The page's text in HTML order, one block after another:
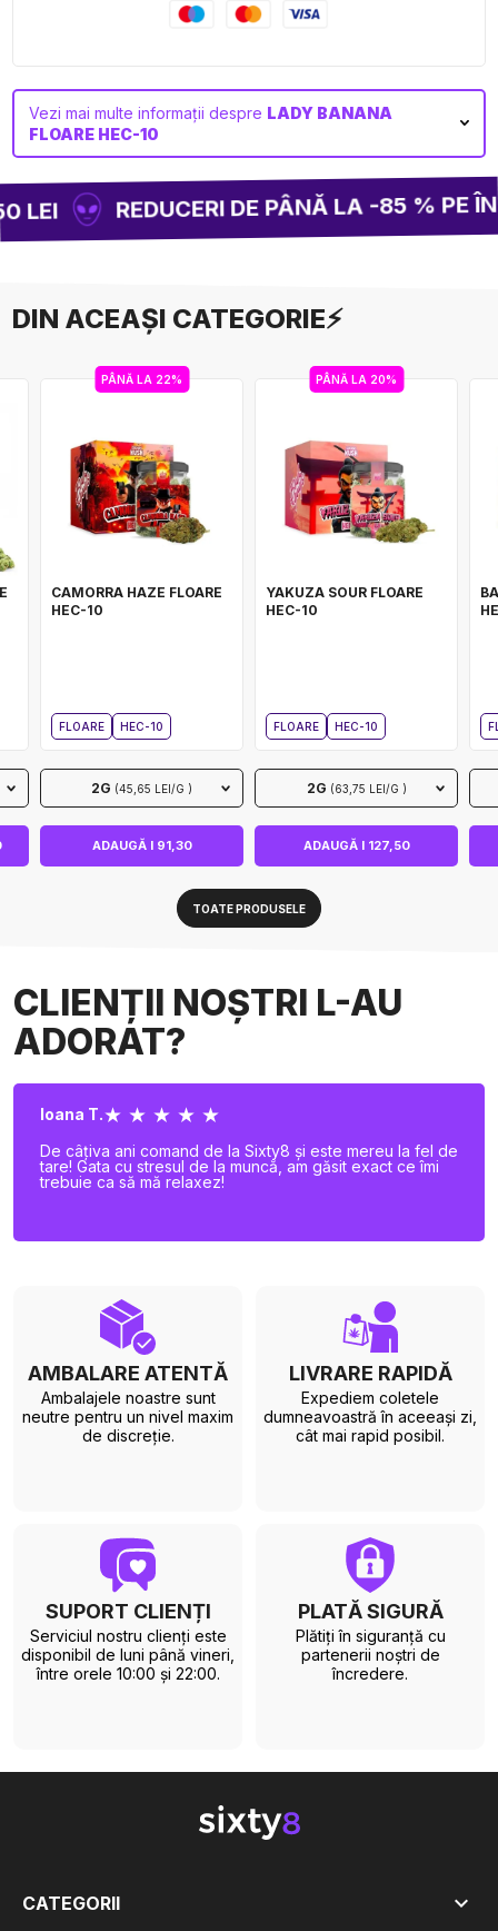
Vezi mai multe informații despre LADY BANANA
FLOARE HEC-10
REDUCERI DE PÂNĂ LA -85 % PE
DIN ACEAȘI CATEGORIE⚡
PÂNĂ LA 22%
CAMORRA HAZE FLOARE
HEC-10
FLOARE HEC-10
2G (45,65 LEI/G )
ADAUGĂ I 91,30
PÂNĂ LA 20%
YAKUZA SOUR FLOARE
HEC-10
FLOARE HEC-10
2G (63,75 LEI/G )
ADAUGĂ I 127,50
TOATE PRODUSELE
CLIENȚII NOȘTRI L-AU
ADORAT?
Ioana T.★ ★ ★ ★ ★
De câțiva ani comand de la Sixty8 și este mereu la fel de
tare! Gata cu stresul de la muncă, am găsit exact ce îmi
trebuie ca să mă relaxez!
AMBALARE ATENTĂ
Ambalajele noastre sunt
neutre pentru un nivel maxim
de discreție.
LIVRARE RAPIDĂ
Expediem coletele
dumneavoastră în aceeași zi,
cât mai rapid posibil.
SUPORT CLIENȚI
Serviciul nostru clienți este
disponibil de luni până vineri,
între orele 10:00 și 22:00.
PLATĂ SIGURĂ
Plătiți în siguranță cu
partenerii noștri de
încredere.
CATEGORII 